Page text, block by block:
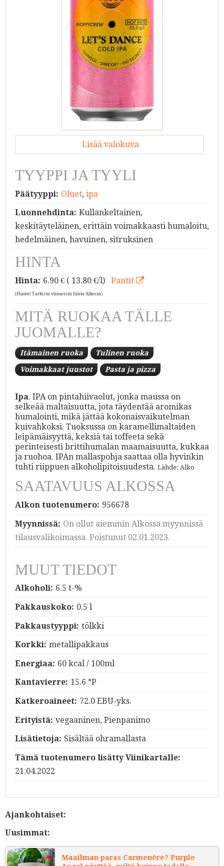
Lisää valokuva
TYYPPI JA TYYLI
Päätyyppi: Oluet, ipa
Luonnehdinta: Kullankeltainen,
keskitäyteläinen, erittäin voimakkaasti humaloitu,
hedelmäinen, havuinen, sitruksinen
HINTA
Hinta: 6.90€ ( 13.80 €/l) Pantit
(Huom! Tarkista viimeisin hinta Alkosta)
MITÄ RUOKAA TÄLLE
JUOMALLE?
Itämainen ruoka Tulinen ruoka
Voimakkaat juustot Pasta ja pizza
Ipa. IPA on pintahiivaolut, jonka maussa on
selkeää maltaisuutta, jota täydentää aromikas
humalointi, mikä jättää kokonaisvaikutelman
kuivahkoksi. Tuoksussa on karamellimaltaiden
leipämäisyyttä, keksiä tai toffeeta sekä
perinteisesti brittihumalan maamaisuutta, kukkaa
ja ruohoa. IPAn mallaspohja saattaa olla hyvinkin
tuhti riippuen alkoholipitoisuudesta. Lähde: Alko
SAATAVUUS ALKOSSA
Alkon tuotenumero: 956678
Myynnissä: On ollut aiemmin Alkossa myynnissä
tilausvalikoimassa. Poistunut 02.01.2023.
MUUT TIEDOT
Alkoholi: 6.5 t-%
Pakkauskoko: 0.5 l
Pakkaustyyppi: tölkki
Korkki: metallipakkaus
Energiaa: 60 kcal / 100ml
Kantavierre: 15.6 °P
Katkeroaineet: 72.0 EBU-yks.
Erityistä: vegaaninen, Pienpanimo
Lisätietoja: Sisältää ohramallasta
Tämä tuotenumero lisätty Viinikartalle:
21.04.2022
Ajankohtaiset:
Uusimmat:
Maailman paras Carmenère? Purple